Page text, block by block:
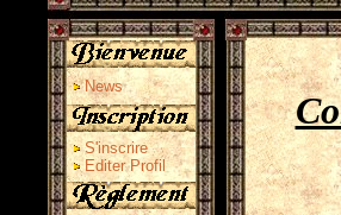
News
S'inscrire
Editer Profil